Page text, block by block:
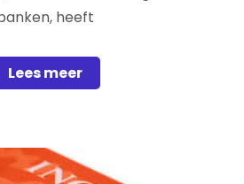
heeft
Lees meer